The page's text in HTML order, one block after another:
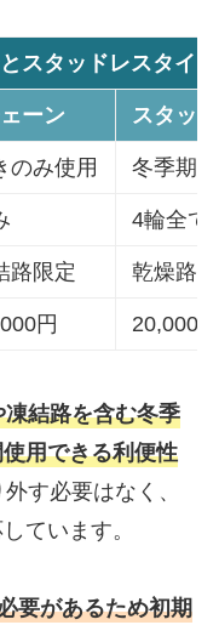
スタッドレスタイ
ーン スタッ
のみ使用 冬季期
4輪全て
路限定 乾燥路
円
結路を含む冬季
用できる利便性
す必要はなく、
ています。
要があるため初期